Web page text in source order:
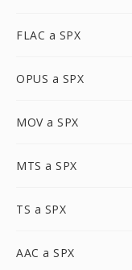
FLAC a SPX
OPUS a SPX
MOV a SPX
MTS a SPX
TS a SPX
AAC a SPX